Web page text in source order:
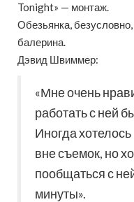
Tonight» — монтаж.
Обезьянка,
балерина.
Дэвид Швиммер:
«Мне очень
работать с ней
Иногда
вне съемок, но
пообщаться с
минуты».